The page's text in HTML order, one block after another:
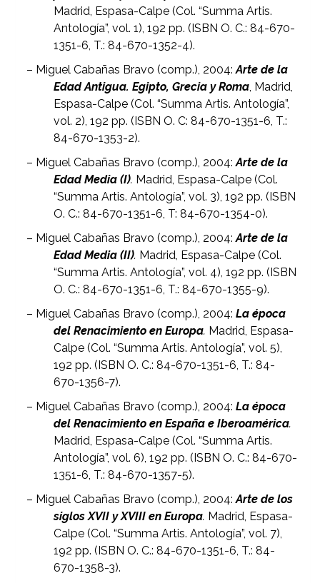
Madrid, Espasa-Calpe (Col. “Summa Artis.
Antología”, vol. 1), 192 pp. (ISBN O. C.: 84-670-
1351-6, T.: 84-670-1352-4).
– Miguel Cabañas Bravo (comp.), 2004: Arte de la
Edad Antigua. Egipto, Grecia y Roma, Madrid,
Espasa-Calpe (Col. “Summa Artis. Antología”,
vol. 2), 192 pp. (ISBN O. C: 84-670-1351-6, T.:
84-670-1353-2).
– Miguel Cabañas Bravo (comp.), 2004: Arte de la
Edad Media (I). Madrid, Espasa-Calpe (Col.
“Summa Artis. Antología”, vol. 3), 192 pp. (ISBN
O. C.: 84-670-1351-6, T: 84-670-1354-0).
– Miguel Cabañas Bravo (comp.), 2004: Arte de la
Edad Media (II). Madrid, Espasa-Calpe (Col.
“Summa Artis. Antología”, vol. 4), 192 pp. (ISBN
O. C.: 84-670-1351-6, T.: 84-670-1355-9).
– Miguel Cabañas Bravo (comp.), 2004: La época
del Renacimiento en Europa. Madrid, Espasa-
Calpe (Col. “Summa Artis. Antología”, vol. 5),
192 pp. (ISBN O. C.: 84-670-1351-6, T.: 84-
670-1356-7).
– Miguel Cabañas Bravo (comp.), 2004: La época
del Renacimiento en España e Iberoamérica.
Madrid, Espasa-Calpe (Col. “Summa Artis.
Antología”, vol. 6), 192 pp. (ISBN O. C.: 84-670-
1351-6, T.: 84-670-1357-5).
– Miguel Cabañas Bravo (comp.), 2004:Arte de los
siglos XVII y XVIII en Europa. Madrid, Espasa-
Calpe (Col. “Summa Artis. Antología”, vol. 7),
192 pp. (ISBN O. C.: 84-670-1351-6, T.: 84-
670-1358-3).